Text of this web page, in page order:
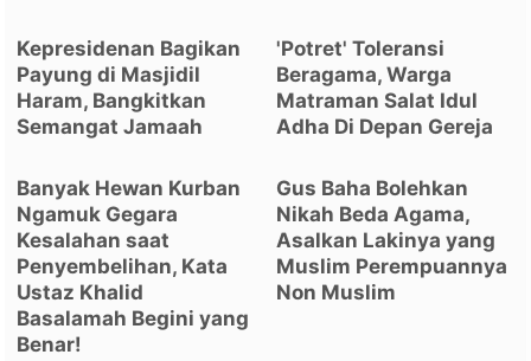
Kepresidenan Bagikan
Payung di Masjidil
Haram, Bangkitkan
Semangat Jamaah
'Potret' Toleransi
Beragama, Warga
Matraman Salat Idul
Adha Di Depan Gereja
Banyak Hewan Kurban
Ngamuk Gegara
Kesalahan saat
Penyembelihan, Kata
Ustaz Khalid
Basalamah Begini yang
Benar!
Gus Baha Bolehkan
Nikah Beda Agama,
Asalkan Lakinya yang
Muslim Perempuannya
Non Muslim